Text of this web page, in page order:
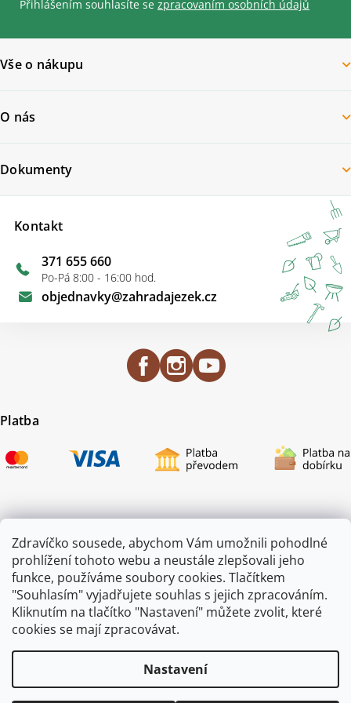
Zdravíčko sousede, abychom Vám umožnili pohodlné
prohlížení tohoto webu a neustále zlepšovali jeho
funkce, používáme soubory cookies. Tlačítkem
"Souhlasím" vyjadřujete souhlas s jejich zpracováním.
Kliknutím na tlačítko "Nastavení" můžete zvolit, které
cookies se mají zpracovávat.
Nastavení
Přihlášením souhlasíte se zpracovaním osobních údajů
Vše o nákupu
O nás
Kontakt
objednavky@zahradajezek.cz
371 655 660
Po-Pá 8:00 - 16:00 hod.
Dokumenty
Platba
Certifikace
Copyright 2026ZAHRADA JEŽEK. Všechna práva vyhrazena.